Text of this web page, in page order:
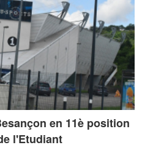
en 11è position
l'Etudiant